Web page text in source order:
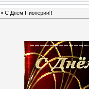
» С Днём Пионерии!!